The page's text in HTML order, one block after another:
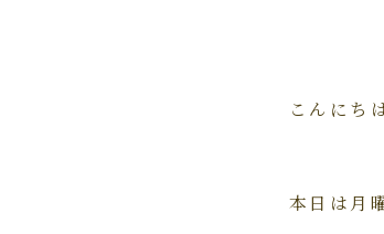
こんにち
本日は月